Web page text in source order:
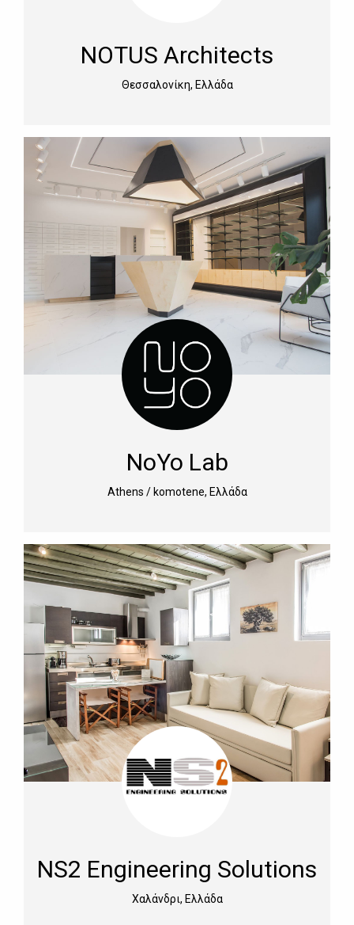
NOTUS Architects
Θεσσαλονίκη, Ελλάδα
NoYo Lab
Athens / komotene, Ελλάδα
NS2 Engineering Solutions
Χαλάνδρι, Ελλάδα